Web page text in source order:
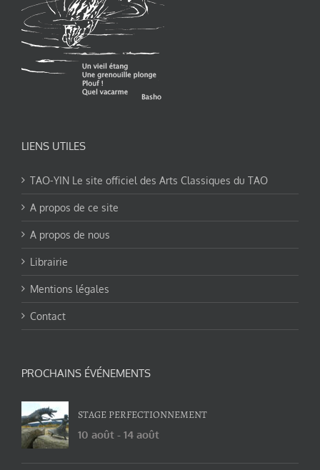
LIENS UTILES
TAO-YIN Le site officiel des Arts Classiques du TAO
A propos de ce site
A propos de nous
Librairie
Mentions légales
Contact
PROCHAINS ÉVÉNEMENTS
STAGE PERFECTIONNEMENT
10 août - 14 août